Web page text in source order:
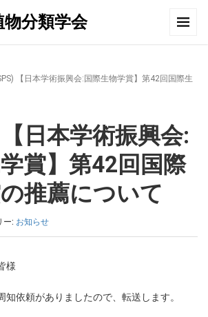
物分類学会
【日本学術振興会:国際生物学賞】第42回国際生
【日本学術振興会:
賞】第42回国際
推薦について
ー: お知らせ
様
知依頼がありましたので、転送します。